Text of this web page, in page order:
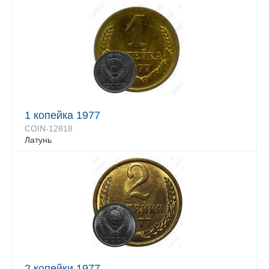
1 копейка 1977
COIN-12818
Латунь